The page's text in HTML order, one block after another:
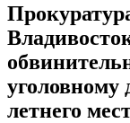
уголовному
летнего